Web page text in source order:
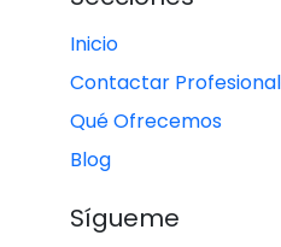
Inicio
Contactar
Qué Ofrecemos
Blog
Sígueme